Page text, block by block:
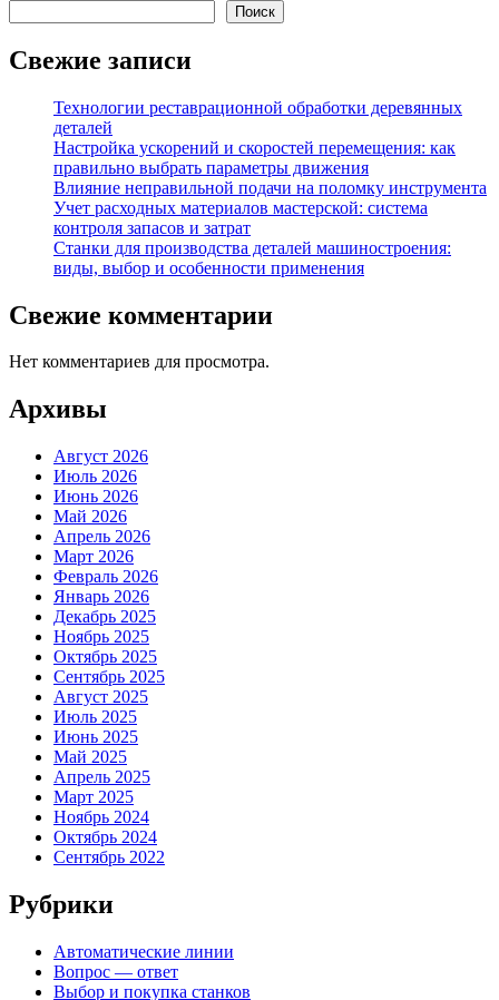
Поиск
Свежие записи
Технологии реставрационной обработки деревянных
деталей
Настройка ускорений и скоростей перемещения: как
правильно выбрать параметры движения
Влияние неправильной подачи на поломку инструмента
Учет расходных материалов мастерской: система
контроля запасов и затрат
Станки для производства деталей машиностроения:
виды, выбор и особенности применения
Свежие комментарии
Нет комментариев для просмотра.
Архивы
Август 2026
Июль 2026
Июнь 2026
Май 2026
Апрель 2026
Март 2026
Февраль 2026
Январь 2026
Декабрь 2025
Ноябрь 2025
Октябрь 2025
Сентябрь 2025
Август 2025
Июль 2025
Июнь 2025
Май 2025
Апрель 2025
Март 2025
Ноябрь 2024
Октябрь 2024
Сентябрь 2022
Рубрики
Автоматические линии
Вопрос — ответ
Выбор и покупка станков